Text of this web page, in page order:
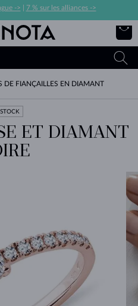
-> 7 % sur les alliances ->
DE FIANÇAILLES EN DIAMANT
ET DIAMANT